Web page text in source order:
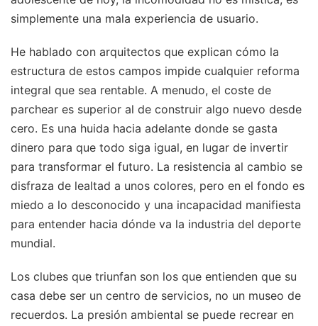
simplemente una mala experiencia de usuario.
He hablado con arquitectos que explican cómo la
estructura de estos campos impide cualquier reforma
integral que sea rentable. A menudo, el coste de
parchear es superior al de construir algo nuevo desde
cero. Es una huida hacia adelante donde se gasta
dinero para que todo siga igual, en lugar de invertir
para transformar el futuro. La resistencia al cambio se
disfraza de lealtad a unos colores, pero en el fondo es
miedo a lo desconocido y una incapacidad manifiesta
para entender hacia dónde va la industria del deporte
mundial.
Los clubes que triunfan son los que entienden que su
casa debe ser un centro de servicios, no un museo de
recuerdos. La presión ambiental se puede recrear en